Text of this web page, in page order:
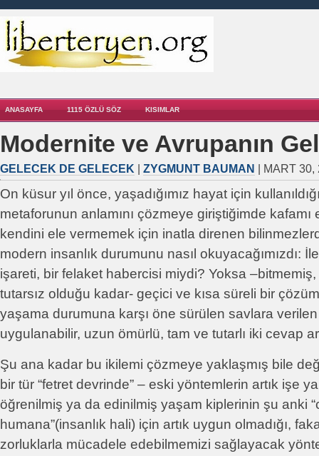
ANASAYFA 1115 ÖZLÜ SÖZ KISIMLAR
Modernite ve Avrupanın
GELECEK DE GELECEK ZYGMUNT BAUMAN | MART
On küsur yıl önce, yaşadığımız hayat için
metaforunun anlamını çözmeye giriştiğimde
kendini ele vermemek için inatla direnen
modern insanlık durumunu nasıl okuyacağımızdı:
işareti, bir felaket habercisi miydi? Yoksa
tutarsız olduğu kadar- geçici ve kısa süreli bir
yaşama durumuna karşı öne sürülen savlara
uygulanabilir, uzun ömürlü, tam ve tutarlı iki cevap
Şu ana kadar bu ikilemi çözmeye yaklaşmış bile
bir tür “fetret devrinde” – eski yöntemlerin artık işe
öğrenilmiş ya da edinilmiş yaşam kiplerinin şu anki
humana”(insanlık hali) için artık uygun olmadığı,
zorluklarla mücadele edebilmemizi sağlayacak